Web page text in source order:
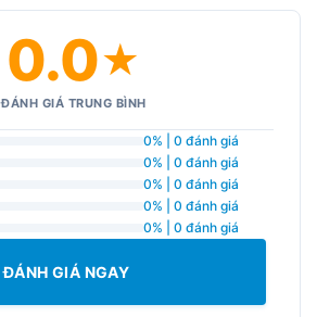
0.0★
ĐÁNH GIÁ TRUNG BÌNH
0% | 0 đánh giá
0% | 0 đánh giá
0% | 0 đánh giá
0% | 0 đánh giá
0% | 0 đánh giá
ĐÁNH GIÁ NGAY